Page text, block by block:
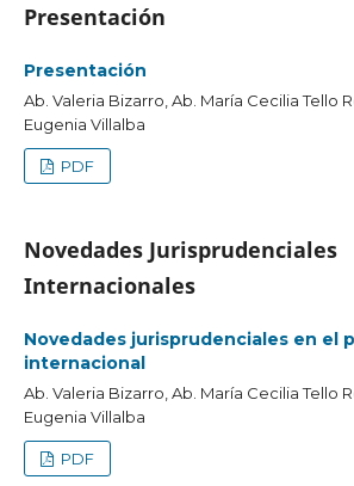
Presentación
Presentación
Ab. Valeria Bizarro, Ab. María Cecilia Tello
Eugenia Villalba
PDF
Novedades Jurisprudenciales
Internacionales
Novedades jurisprudenciales en el
internacional
Ab. Valeria Bizarro, Ab. María Cecilia Tello
Eugenia Villalba
PDF